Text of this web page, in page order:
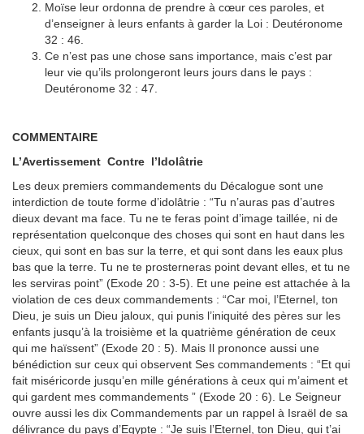
Moïse leur ordonna de prendre à cœur ces paroles, et
d’enseigner à leurs enfants à garder la Loi : Deutéronome
32 : 46.
Ce n’est pas une chose sans importance, mais c’est par
leur vie qu’ils prolongeront leurs jours dans le pays :
Deutéronome 32 : 47.
COMMENTAIRE
L’Avertissement Contre l’Idolâtrie
Les deux premiers commandements du Décalogue sont une
interdiction de toute forme d’idolâtrie : “Tu n’auras pas d’autres
dieux devant ma face. Tu ne te feras point d’image taillée, ni de
représentation quelconque des choses qui sont en haut dans les
cieux, qui sont en bas sur la terre, et qui sont dans les eaux plus
bas que la terre. Tu ne te prosterneras point devant elles, et tu ne
les serviras point” (Exode 20 : 3-5). Et une peine est attachée à la
violation de ces deux commandements : “Car moi, l’Eternel, ton
Dieu, je suis un Dieu jaloux, qui punis l’iniquité des pères sur les
enfants jusqu’à la troisième et la quatrième génération de ceux
qui me haïssent” (Exode 20 : 5). Mais Il prononce aussi une
bénédiction sur ceux qui observent Ses commandements : “Et qui
fait miséricorde jusqu’en mille générations à ceux qui m’aiment et
qui gardent mes commandements ” (Exode 20 : 6). Le Seigneur
ouvre aussi les dix Commandements par un rappel à Israël de sa
délivrance du pays d’Egypte : “Je suis l’Eternel, ton Dieu, qui t’ai